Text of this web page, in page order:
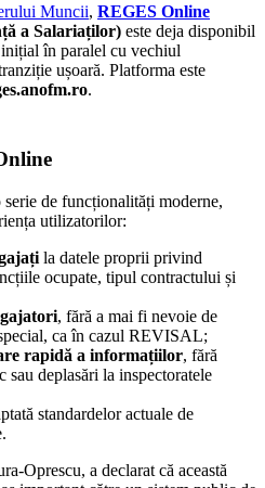
Muncii, REGES Online
a Salariaților) este deja disponibil
în paralel cu vechiul
ușoară. Platforma este
.
de funcționalități moderne,
utilizatorilor:
la datele proprii privind
ocupate, tipul contractului și
, fără a mai fi nevoie de
ca în cazul REVISAL;
rapidă a informațiilor, fără
deplasări la inspectoratele
standardelor actuale de
Oprescu, a declarat că această